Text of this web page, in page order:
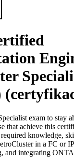
exam to stay
that achieve this
knowledge,
in a FC or
and integrating